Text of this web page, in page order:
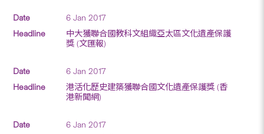
6 Jan 2017
中大獲聯合國教科文組織亞太區文化遺產保護
獎 (文匯報)
6 Jan 2017
港活化歷史建築獲聯合國文化遺產保護獎 (香
港新聞網)
6 Jan 2017